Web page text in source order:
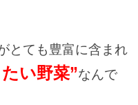
とても豊富に含まれ
い野菜”なんで